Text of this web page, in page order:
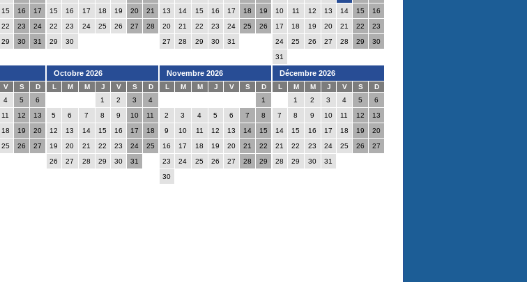
15 16
17
22 23
24
29 30 31
15
16 17 18 19 20
21
22
23 24 25 26 27
28
29
30
13
14 15 16 17 18
19
20
21 22 23 24 25
26
27
28 29 30 31
10
11 12 13 14 15
16
17
18 19 20 21 22
23
24
25 26 27 28 29
30
31
V S
D
4 5
6
11 12
13
18 19
20
25 26
27
Octobre 2026
L M M J V S
D
1
2 3
4
5
6 7 8 9 10
11
12
13 14 15 16 17
18
19
20 21 22 23 24
25
26
27 28 29 30 31
Novembre 2026
L M M J V S
D
1
2
3 4 5 6 7
8
9
10 11 12 13 14
15
16
17 18 19 20 21
22
23
24 25 26 27 28
29
30
Décembre 2026
L M M J V S
D
1
2 3 4 5
6
7
8 9 10 11 12
13
14
15 16 17 18 19
20
21
22 23 24 25 26
27
28
29 30 31